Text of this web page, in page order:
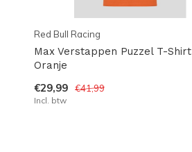
Red Bull Racing
Max Verstappen Puzzel T-Shirt
Oranje
€29,99 €41,99
Incl. btw